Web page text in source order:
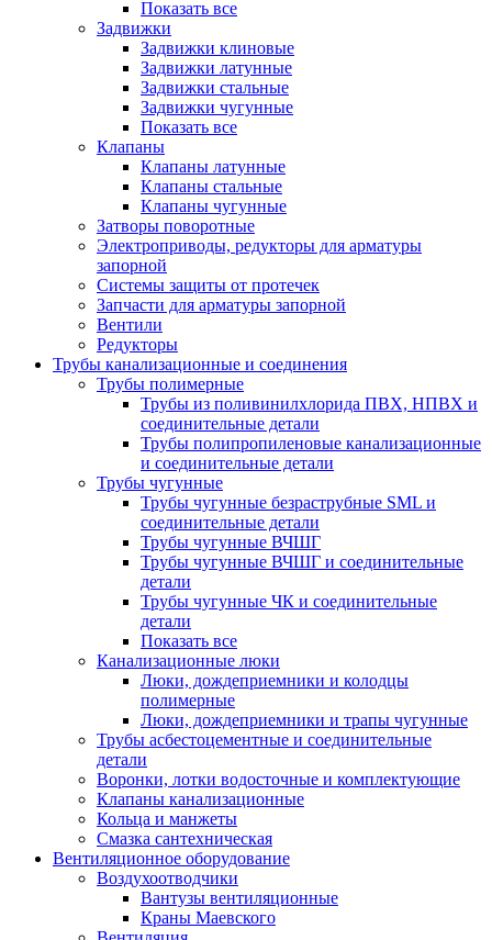
Показать все
Задвижки
Задвижки клиновые
Задвижки латунные
Задвижки стальные
Задвижки чугунные
Показать все
Клапаны
Клапаны латунные
Клапаны стальные
Клапаны чугунные
Затворы поворотные
Электроприводы, редукторы для арматуры
запорной
Системы защиты от протечек
Запчасти для арматуры запорной
Вентили
Редукторы
Трубы канализационные и соединения
Трубы полимерные
Трубы из поливинилхлорида ПВХ, НПВХ и
соединительные детали
Трубы полипропиленовые канализационные
и соединительные детали
Трубы чугунные
Трубы чугунные безраструбные SML и
соединительные детали
Трубы чугунные ВЧШГ
Трубы чугунные ВЧШГ и соединительные
детали
Трубы чугунные ЧК и соединительные
детали
Показать все
Канализационные люки
Люки, дождеприемники и колодцы
полимерные
Люки, дождеприемники и трапы чугунные
Трубы асбестоцементные и соединительные
детали
Воронки, лотки водосточные и комплектующие
Клапаны канализационные
Кольца и манжеты
Смазка сантехническая
Вентиляционное оборудование
Воздухоотводчики
Вантузы вентиляционные
Краны Маевского